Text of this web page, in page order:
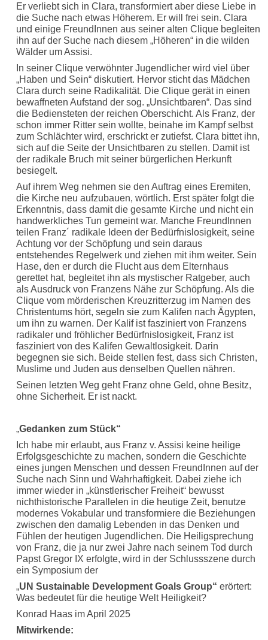
Er verliebt sich in Clara, transformiert aber diese Liebe in
die Suche nach etwas Höherem. Er will frei sein. Clara
und einige FreundInnen aus seiner alten Clique begleiten
ihn auf der Suche nach diesem „Höheren“ in die wilden
Wälder um Assisi.
In seiner Clique verwöhnter Jugendlicher wird viel über
„Haben und Sein“ diskutiert. Hervor sticht das Mädchen
Clara durch seine Radikalität. Die Clique gerät in einen
bewaffneten Aufstand der sog. „Unsichtbaren“. Das sind
die Bediensteten der reichen Oberschicht. Als Franz, der
schon immer Ritter sein wollte, beinahe im Kampf selbst
zum Schlächter wird, erschrickt er zutiefst. Clara bittet ihn,
sich auf die Seite der Unsichtbaren zu stellen. Damit ist
der radikale Bruch mit seiner bürgerlichen Herkunft
besiegelt.
Auf ihrem Weg nehmen sie den Auftrag eines Eremiten,
die Kirche neu aufzubauen, wörtlich. Erst später folgt die
Erkenntnis, dass damit die gesamte Kirche und nicht ein
handwerkliches Tun gemeint war. Manche FreundInnen
teilen Franz´ radikale Ideen der Bedürfnislosigkeit, seine
Achtung vor der Schöpfung und sein daraus
entstehendes Regelwerk und ziehen mit ihm weiter. Sein
Hase, den er durch die Flucht aus dem Elternhaus
gerettet hat, begleitet ihn als mystischer Ratgeber, auch
als Ausdruck von Franzens Nähe zur Schöpfung. Als die
Clique vom mörderischen Kreuzritterzug im Namen des
Christentums hört, segeln sie zum Kalifen nach Ägypten,
um ihn zu warnen. Der Kalif ist fasziniert von Franzens
radikaler und fröhlicher Bedürfnislosigkeit, Franz ist
fasziniert von des Kalifen Gewaltlosigkeit. Darin
begegnen sie sich. Beide stellen fest, dass sich Christen,
Muslime und Juden aus denselben Quellen nähren.
Seinen letzten Weg geht Franz ohne Geld, ohne Besitz,
ohne Sicherheit. Er ist nackt.
„Gedanken zum Stück“
Ich habe mir erlaubt, aus Franz v. Assisi keine heilige
Erfolgsgeschichte zu machen, sondern die Geschichte
eines jungen Menschen und dessen FreundInnen auf der
Suche nach Sinn und Wahrhaftigkeit. Dabei ziehe ich
immer wieder in „künstlerischer Freiheit“ bewusst
nichthistorische Parallelen in die heutige Zeit, benutze
modernes Vokabular und transformiere die Beziehungen
zwischen den damalig Lebenden in das Denken und
Fühlen der heutigen Jugendlichen. Die Heiligsprechung
von Franz, die ja nur zwei Jahre nach seinem Tod durch
Papst Gregor IX erfolgte, wird in der Schlussszene durch
ein Symposium der
„UN Sustainable Development Goals Group“ erörtert:
Was bedeutet für die heutige Welt Heiligkeit?
Konrad Haas im April 2025
Mitwirkende: